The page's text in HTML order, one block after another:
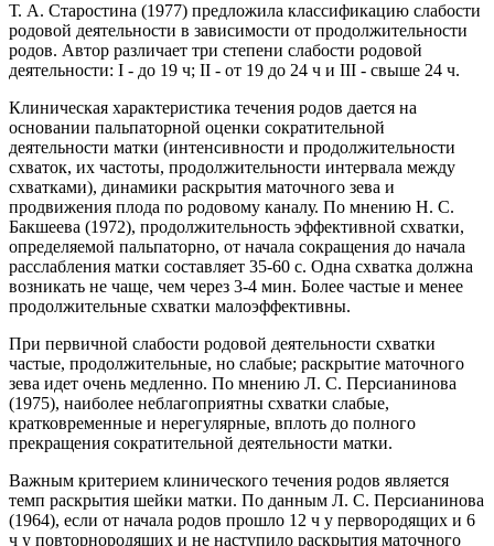
Т. А. Старостина (1977) предложила классификацию слабости
родовой деятельности в зависимости от продолжительности
родов. Автор различает три степени слабости родовой
деятельности: I - до 19 ч; II - от 19 до 24 ч и III - свыше 24 ч.
Клиническая характеристика течения родов дается на
основании пальпаторной оценки сократительной
деятельности матки (интенсивности и продолжительности
схваток, их частоты, продолжительности интервала между
схватками), динамики раскрытия маточного зева и
продвижения плода по родовому каналу. По мнению Н. С.
Бакшеева (1972), продолжительность эффективной схватки,
определяемой пальпаторно, от начала сокращения до начала
расслабления матки составляет 35-60 с. Одна схватка должна
возникать не чаще, чем через 3-4 мин. Более частые и менее
продолжительные схватки малоэффективны.
При первичной слабости родовой деятельности схватки
частые, продолжительные, но слабые; раскрытие маточного
зева идет очень медленно. По мнению Л. С. Персианинова
(1975), наиболее неблагоприятны схватки слабые,
кратковременные и нерегулярные, вплоть до полного
прекращения сократительной деятельности матки.
Важным критерием клинического течения родов является
темп раскрытия шейки матки. По данным Л. С. Персианинова
(1964), если от начала родов прошло 12 ч у первородящих и 6
ч у повторнородящих и не наступило раскрытия маточного